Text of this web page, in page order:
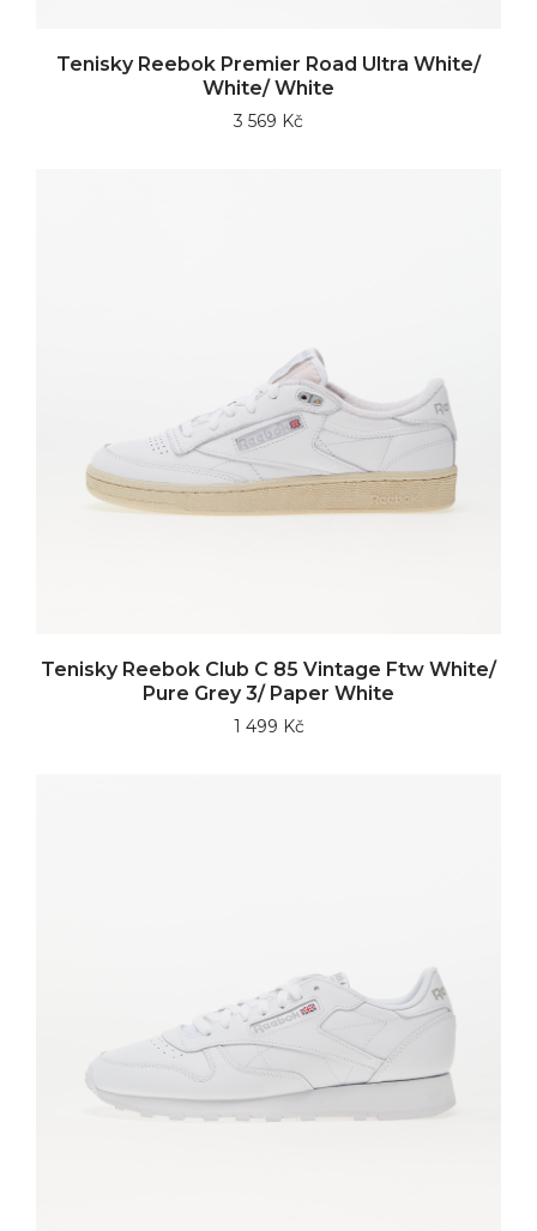
Tenisky Reebok Premier Road Ultra White/
White/ White
3 569 Kč
Tenisky Reebok Club C 85 Vintage Ftw White/
Pure Grey 3/ Paper White
1 499 Kč